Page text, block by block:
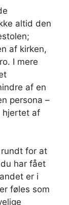
altid den
af ​​kirken,
I mere
af en
persona –
hjertet af
rundt for at
har fået
er i
føles som